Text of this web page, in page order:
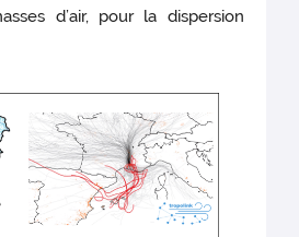
d’air, pour la dispersion